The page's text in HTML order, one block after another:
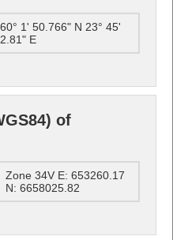
60° 1' 50.766" N 23° 45'
2.81" E
of
Zone 34V E: 653260.17
N: 6658025.82